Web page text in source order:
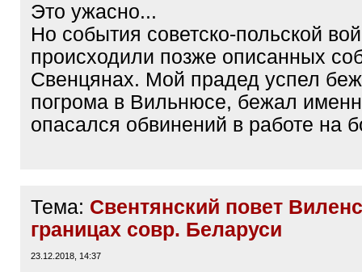
Это ужасно...
Но события советско-польской
происходили позже описанных
Свенцянах. Мой прадед успел
погрома в Вильнюсе, бежал
опасался обвинений в работе на
Тема: Свентянский повет
границах совр. Беларуси
23.12.2018, 14:37